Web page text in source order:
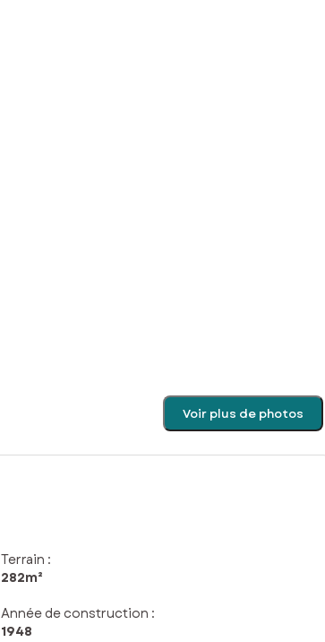
Voir plus de photos
Terrain :
282m²
Année de construction :
1948